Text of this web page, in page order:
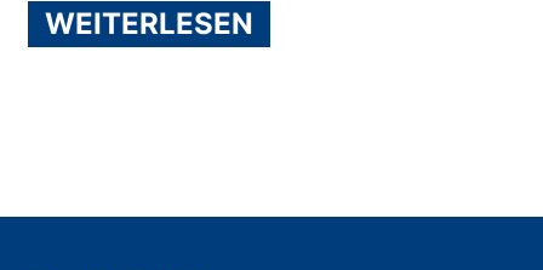
WEITERLESEN